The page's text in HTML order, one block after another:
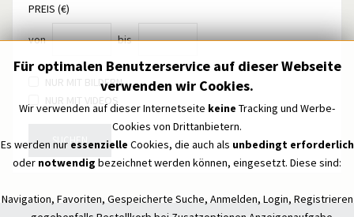
PREIS (€)
von bis
NUR MIT BILDERN
NUR MIT VIDEOS
SUCHEN
Für optimalen Benutzerservice auf dieser Webseite
verwenden wir Cookies.
Wir verwenden auf dieser Internetseite keine Tracking und Werbe-
Cookies von Drittanbietern.
Es werden nur essenzielle Cookies, die auch als unbedingt erforderlich
oder notwendig bezeichnet werden können, eingesetzt. Diese sind:
Navigation, Favoriten, Gespeicherte Suche, Anmelden, Login, Registrieren